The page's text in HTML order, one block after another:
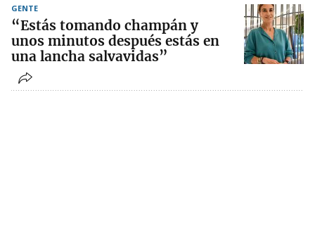
GENTE
“Estás tomando champán y
unos minutos después estás en
una lancha salvavidas”